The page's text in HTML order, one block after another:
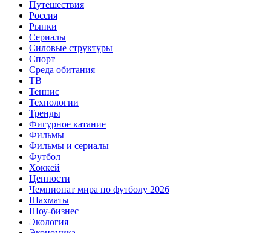
Путешествия
Россия
Рынки
Сериалы
Силовые структуры
Спорт
Среда обитания
ТВ
Теннис
Технологии
Тренды
Фигурное катание
Фильмы
Фильмы и сериалы
Футбол
Хоккей
Ценности
Чемпионат мира по футболу 2026
Шахматы
Шоу-бизнес
Экология